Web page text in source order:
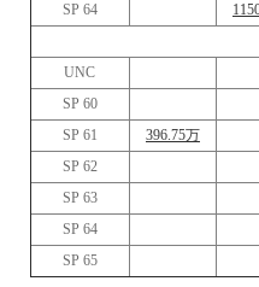
SP 64
UNC
SP 60
SP 61
396.75万
SP 62
SP 63
SP 64
SP 65